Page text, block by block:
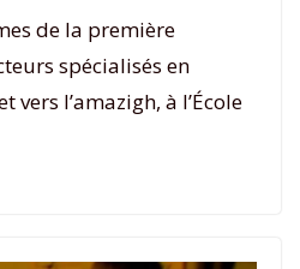
de la première
spécialisés en
l’amazigh, à l’École